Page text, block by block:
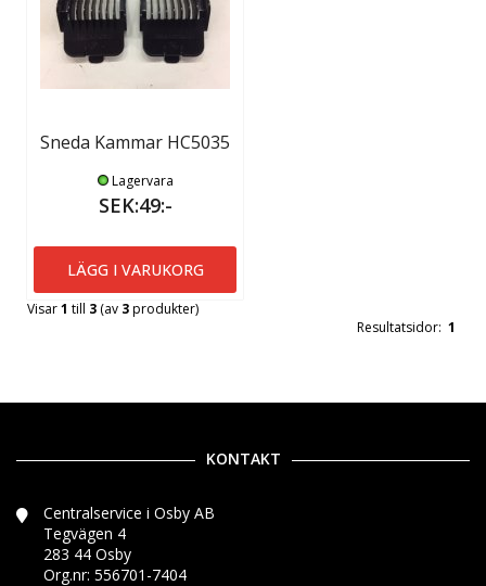
Sneda Kammar HC5035
Lagervara
SEK:49:-
LÄGG I VARUKORG
Visar1 till 3 (av 3produkter)
Resultatsidor: 1
KONTAKT
Centralservice i Osby AB
Tegvägen 4
283 44 Osby
Org.nr: 556701-7404